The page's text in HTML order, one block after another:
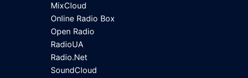
MixCloud
Online Radio Box
Open Radio
RadioUA
Radio.Net
SoundCloud